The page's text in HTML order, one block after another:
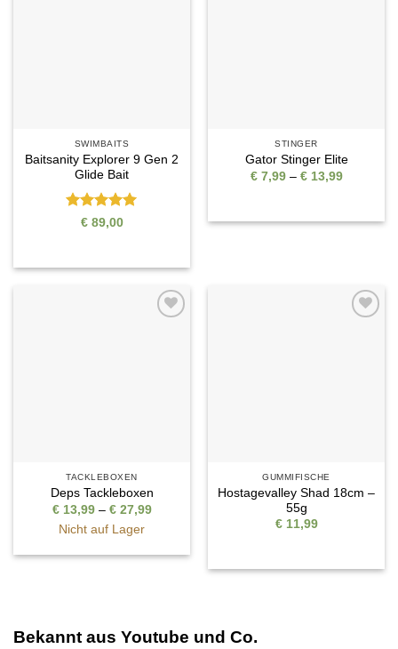
SWIMBAITS
Baitsanity Explorer 9 Gen 2
Glide Bait
Bewertet
€89,00
STINGER
Gator Stinger Elite
€7,99 – €13,99
TACKLEBOXEN
Deps Tackleboxen
€13,99 – €27,99Preisspanne:
Nicht auf Lager
GUMMIFISCHE
Hostagevalley Shad 18cm –
55g
€11,99
Bekannt aus Youtube und Co.